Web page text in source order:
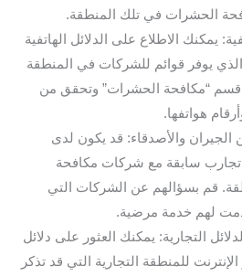
الحشرات في تلك المنطقة.
يمكنك الاطلاع على الدلائل الهاتفية
الذي يوفر قوائم للشركات في المنطقة
قسم “مكافحة الحشرات” وتحقق من
هواتفها.
الجيران والأصدقاء: قد يكون لدى
تجارب سابقة مع شركات مكافحة
قم بسؤالهم عن الشركات التي
لهم خدمة مرضية.
التجارية: يمكنك العثور على دلائل
للمنطقة التجارية التي قد تذكر